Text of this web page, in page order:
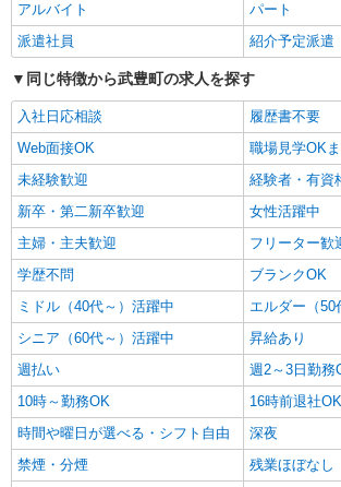
アルバイト
パート
派遣社員
紹介予定派遣
同じ特徴から武豊町の求人を探す
入社日応相談
履歴書不要
Web面接OK
職場見学OK
未経験歓迎
経験者・有資
新卒・第二新卒歓迎
女性活躍中
主婦・主夫歓迎
フリーター歓
学歴不問
ブランクOK
ミドル（40代～）活躍中
エルダー（50
シニア（60代～）活躍中
昇給あり
週払い
週2～3日勤務
10時～勤務OK
16時前退社OK
時間や曜日が選べる・シフト自由
深夜
禁煙・分煙
残業ほぼなし